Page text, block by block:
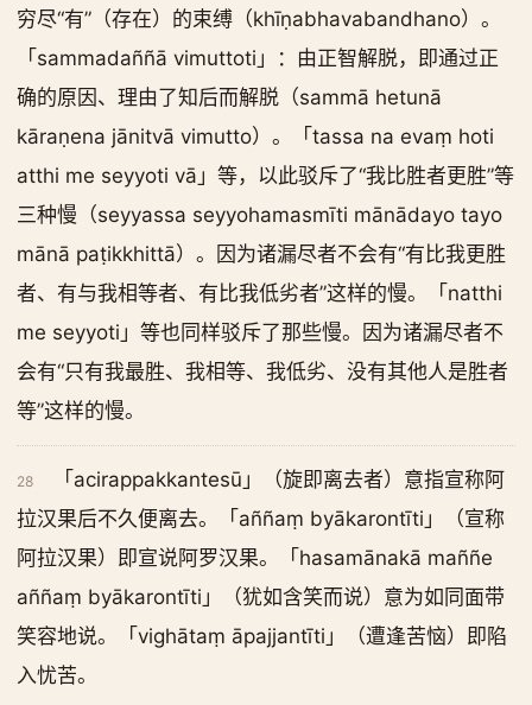
穷尽“有”（存在）的束缚（khīṇabhavabandhano）。
「sammadaññā vimuttoti」：由正智解脱，即通过正
确的原因、理由了知后而解脱（sammā hetunā
kāraṇena jānitvā vimutto）。「tassa na evaṃ hoti
atthi me seyyoti vā」等，以此驳斥了“我比胜者更胜”等
三种慢（seyyassa seyyohamasmīti mānādayo tayo
mānā paṭikkhittā）。因为诸漏尽者不会有“有比我更胜
者、有与我相等者、有比我低劣者”这样的慢。「natthi
me seyyoti」等也同样驳斥了那些慢。因为诸漏尽者不
会有“只有我最胜、我相等、我低劣、没有其他人是胜者
等”这样的慢。
28
「acirappakkantesū」（旋即离去者）意指宣称阿
拉汉果后不久便离去。「aññaṃ byākarontīti」（宣称
阿拉汉果）即宣说阿罗汉果。「hasamānakā maññe
aññaṃ byākarontīti」（犹如含笑而说）意为如同面带
笑容地说。「vighātaṃ āpajjantīti」（遭逢苦恼）即陷
入忧苦。